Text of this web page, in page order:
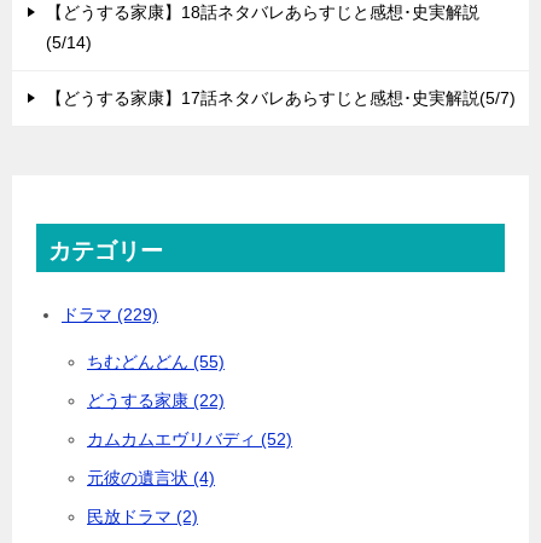
【どうする家康】18話ネタバレあらすじと感想･史実解説
(5/14)
【どうする家康】17話ネタバレあらすじと感想･史実解説(5/7)
カテゴリー
ドラマ (229)
ちむどんどん (55)
どうする家康 (22)
カムカムエヴリバディ (52)
元彼の遺言状 (4)
民放ドラマ (2)